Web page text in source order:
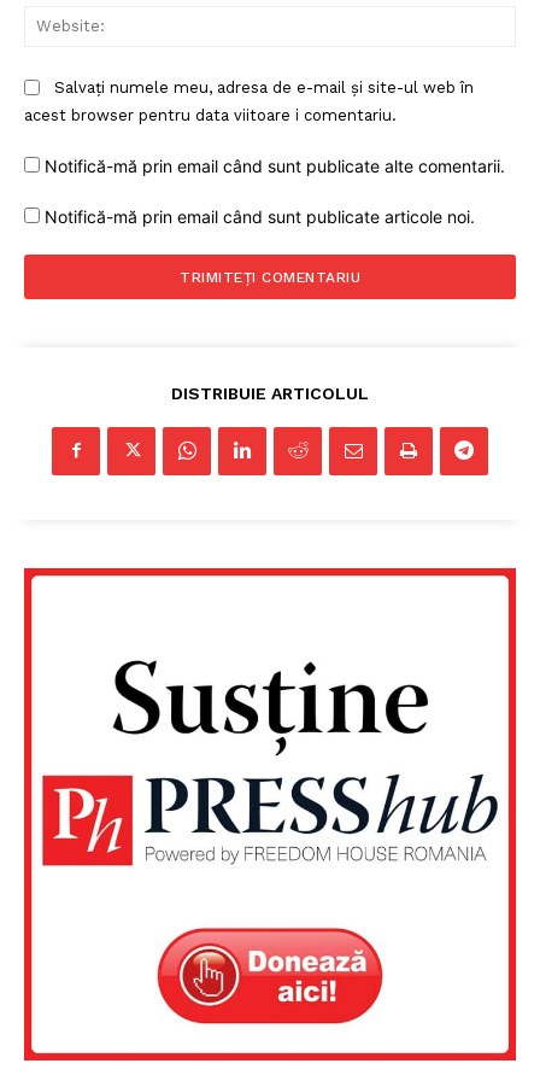
Contact
Salvați numele meu, adresa de e-mail și site-ul web în
acest browser pentru data viitoare i comentariu.
Notifică-mă prin email când sunt publicate alte comentarii.
Notifică-mă prin email când sunt publicate articole noi.
DISTRIBUIE ARTICOLUL